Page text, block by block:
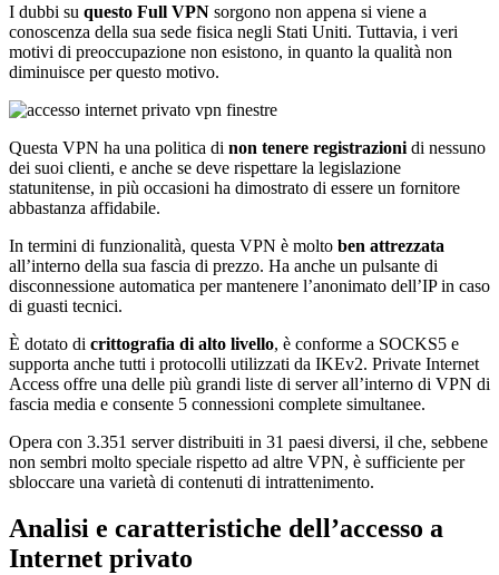
I dubbi su questo Full VPN sorgono non appena si viene a
conoscenza della sua sede fisica negli Stati Uniti. Tuttavia, i veri
motivi di preoccupazione non esistono, in quanto la qualità non
diminuisce per questo motivo.
Questa VPN ha una politica di non tenere registrazioni di nessuno
dei suoi clienti, e anche se deve rispettare la legislazione
statunitense, in più occasioni ha dimostrato di essere un fornitore
abbastanza affidabile.
In termini di funzionalità, questa VPN è molto ben attrezzata
all’interno della sua fascia di prezzo. Ha anche un pulsante di
disconnessione automatica per mantenere l’anonimato dell’IP in caso
di guasti tecnici.
È dotato di crittografia di alto livello, è conforme a SOCKS5 e
supporta anche tutti i protocolli utilizzati da IKEv2. Private Internet
Access offre una delle più grandi liste di server all’interno di VPN di
fascia media e consente 5 connessioni complete simultanee.
Opera con 3.351 server distribuiti in 31 paesi diversi, il che, sebbene
non sembri molto speciale rispetto ad altre VPN, è sufficiente per
sbloccare una varietà di contenuti di intrattenimento.
Analisi e caratteristiche dell’accesso a
Internet privato